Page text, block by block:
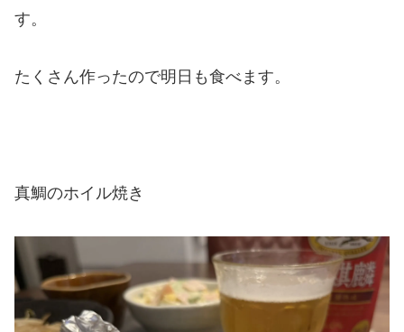
す。
たくさん作ったので明日も食べます。
真鯛のホイル焼き